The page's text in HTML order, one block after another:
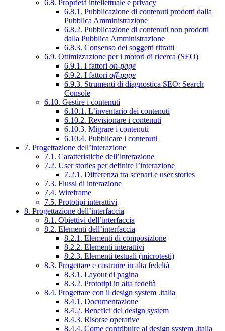
6.8. Proprietà intellettuale e privacy
6.8.1. Pubblicazione di contenuti prodotti dalla
Pubblica Amministrazione
6.8.2. Pubblicazione di contenuti non prodotti
dalla Pubblica Amministrazione
6.8.3. Consenso dei soggetti ritratti
6.9. Ottimizzazione per i motori di ricerca (SEO)
6.9.1. I fattori on-page
6.9.2. I fattori off-page
6.9.3. Strumenti di diagnostica SEO: Search
Console
6.10. Gestire i contenuti
6.10.1. L’inventario dei contenuti
6.10.2. Revisionare i contenuti
6.10.3. Migrare i contenuti
6.10.4. Pubblicare i contenuti
7. Progettazione dell’interazione
7.1. Caratteristiche dell’interazione
7.2. User stories per definire l’interazione
7.2.1. Differenza tra scenari e user stories
7.3. Flussi di interazione
7.4. Wireframe
7.5. Prototipi interattivi
8. Progettazione dell’interfaccia
8.1. Obiettivi dell’interfaccia
8.2. Elementi dell’interfaccia
8.2.1. Elementi di composizione
8.2.2. Elementi interattivi
8.2.3. Elementi testuali (microtesti)
8.3. Progettare e costruire in alta fedeltà
8.3.1. Layout di pagina
8.3.2. Prototipi in alta fedeltà
8.4. Progettare con il design system .italia
8.4.1. Documentazione
8.4.2. Benefici del design system
8.4.3. Risorse operative
8.4.4. Come contribuire al design system .italia